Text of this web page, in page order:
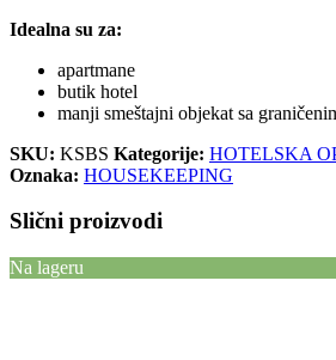
Idealna su za:
apartmane
butik hotel
manji smeštajni objekat sa
SKU: KSBS Kategorije: HOTELSKA
Oznaka: HOUSEKEEPING
Slični proizvodi
Na lageru